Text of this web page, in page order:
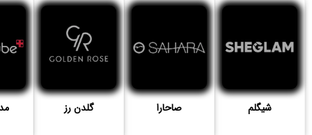
شیگلم صاحارا گلدن رز